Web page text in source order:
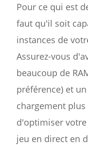
Pour ce qui est
faut qu'il soit
instances de
Assurez-vous
beaucoup de
préférence) et
chargement
d'optimiser
jeu en direct en